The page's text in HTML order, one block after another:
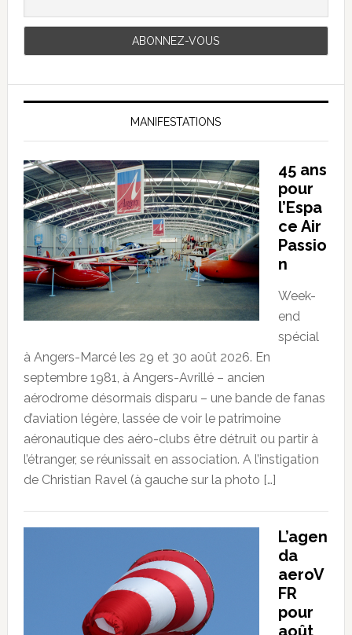
MANIFESTATIONS
45 ans
pour
l’Espa
ce Air
Passio
n
Week-
end
spécial
à Angers-Marcé les 29 et 30 août 2026. En
septembre 1981, à Angers-Avrillé – ancien
aérodrome désormais disparu – une bande de fanas
d’aviation légère, lassée de voir le patrimoine
aéronautique des aéro-clubs être détruit ou partir à
l’étranger, se réunissait en association. A l’instigation
de Christian Ravel (à gauche sur la photo […]
L’agen
da
aeroV
FR
pour
août